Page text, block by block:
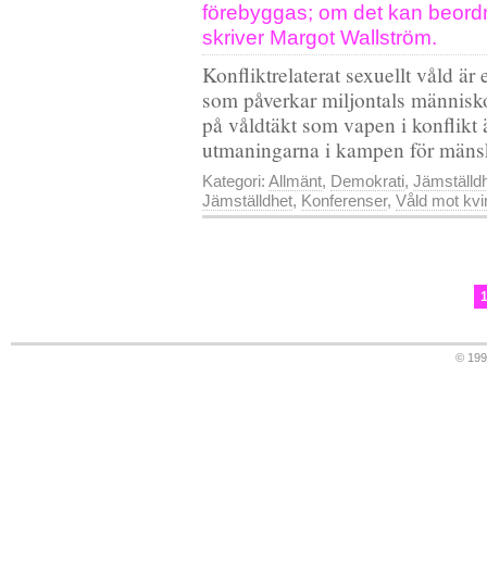
förebyggas; om det kan
skriver Margot Wallström.
Konfliktrelaterat sexuellt våld är
som påverkar miljontals
på våldtäkt som vapen i konflikt
utmaningarna i kampen för
Kategori: Allmänt, Demokrati,
Jämställdhet, Konferenser, Våld mot
1
©